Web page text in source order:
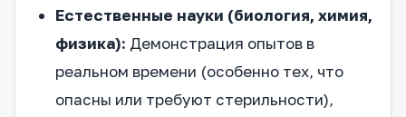
Естественные науки (биология, химия,
физика): Демонстрация опытов в
реальном времени (особенно тех, что
опасны или требуют стерильности),